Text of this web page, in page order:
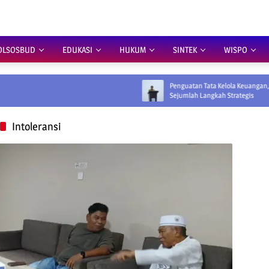
EDUKASI HUKUM SINTEK WISPO
Penguatan Tata Kelola Keuangan, Pemprov Siapkan
Sejumlah Langkah Strategis
Intoleransi